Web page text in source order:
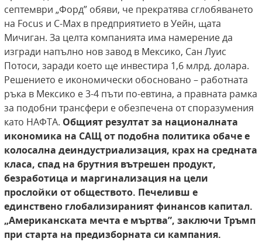
септември „Форд” обяви, че прекратява сглобяването
на Focus и C-Max в предприятието в Уейн, щата
Мичиган. За целта компанията има намерение да
изгради напълно нов завод в Мексико, Сан Луис
Потоси, заради което ще инвестира 1,6 млрд. долара.
Решението е икономически обосновано – работната
ръка в Мексико е 3-4 пъти по-евтина, а правната рамка
за подобни трансфери е обезпечена от споразумения
като НАФТА. Общият резултат за националната
икономика на САЩ от подобна политика обаче е
колосална деиндустриализация, крах на средната
класа, спад на брутния вътрешен продукт,
безработица и маргинализация на цели
прослойки от обществото. Печеливш е
единствено глобализираният финансов капитал.
„Американската мечта е мъртва”, заключи Тръмп
при старта на предизборната си кампания.